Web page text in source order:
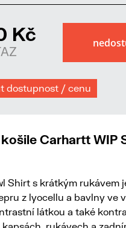
Kč
dostupnost / cenu
Carhartt WIP
Shirt s krátkým rukávem
z lyocellu a bavlny ve
látkou a také